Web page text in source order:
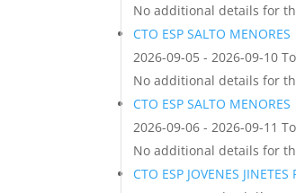
No additional details for
CTO ESP SALTO MENORES
2026-09-05 - 2026-09-10
No additional details for
CTO ESP SALTO MENORES
2026-09-06 - 2026-09-11
No additional details for
CTO ESP JOVENES JINETES